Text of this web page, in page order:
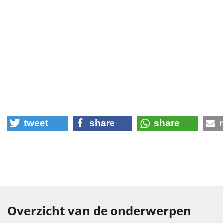
tweet share share
Overzicht van de onderwerpen